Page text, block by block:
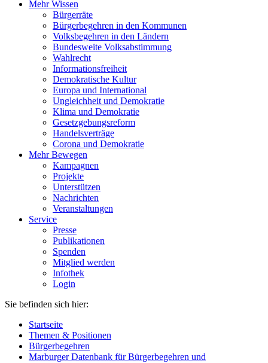
Mehr Wissen
Bürgerräte
Bürgerbegehren in den Kommunen
Volksbegehren in den Ländern
Bundesweite Volksabstimmung
Wahlrecht
Informationsfreiheit
Demokratische Kultur
Europa und International
Ungleichheit und Demokratie
Klima und Demokratie
Gesetzgebungsreform
Handelsverträge
Corona und Demokratie
Mehr Bewegen
Kampagnen
Projekte
Unterstützen
Nachrichten
Veranstaltungen
Service
Presse
Publikationen
Spenden
Mitglied werden
Infothek
Login
Sie befinden sich hier:
Startseite
Themen & Positionen
Bürgerbegehren
Marburger Datenbank für Bürgerbegehren und